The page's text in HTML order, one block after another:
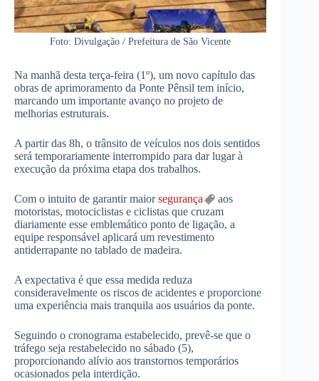
Foto: Divulgação / Prefeitura de São Vicente
Na manhã desta terça-feira (1º), um novo capítulo das
obras de aprimoramento da Ponte Pênsil tem início,
marcando um importante avanço no projeto de
melhorias estruturais.
A partir das 8h, o trânsito de veículos nos dois sentidos
será temporariamente interrompido para dar lugar à
execução da próxima etapa dos trabalhos.
Com o intuito de garantir maiorsegurança
aos
motoristas, motociclistas e ciclistas que cruzam
diariamente esse emblemático ponto de ligação, a
equipe responsável aplicará um revestimento
antiderrapante no tablado de madeira.
A expectativa é que essa medida reduza
consideravelmente os riscos de acidentes e proporcione
uma experiência mais tranquila aos usuários da ponte.
Seguindo o cronograma estabelecido, prevê-se que o
tráfego seja restabelecido no sábado (5),
proporcionando alívio aos transtornos temporários
ocasionados pela interdição.